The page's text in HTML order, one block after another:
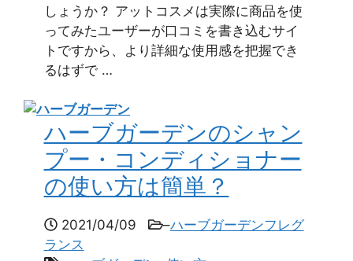
しょうか？ アットコスメは実際に商品を使
ってみたユーザーが口コミを書き込むサイ
トですから、より詳細な使用感を把握でき
るはずで …
ハーブガーデンのシャン
プー・コンディショナー
の使い方は簡単？
2021/04/09 –ハーブガーデンフレグ
ランス